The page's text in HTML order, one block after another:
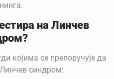
на Линчев
којима се препоручује да
Линчев синдром: